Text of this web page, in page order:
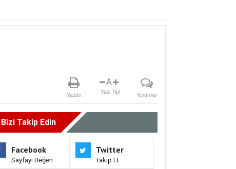
Yazdır
A
Yazı Tipi Yorumlar
Bizi Takip Edin
Facebook
Sayfayı Beğen
Twitter
Takip Et